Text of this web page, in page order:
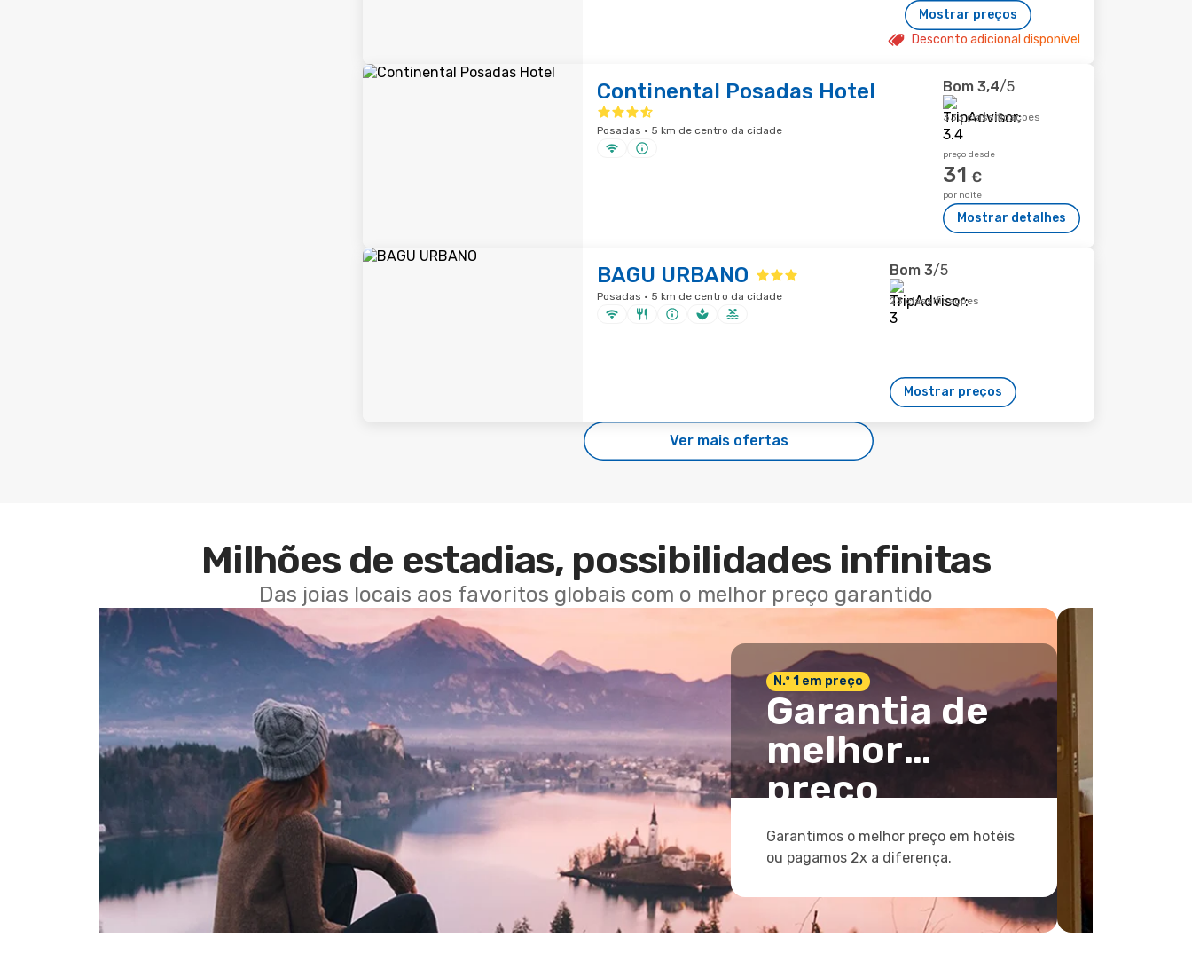
Mostrar preços
Desconto adicional disponível
Continental Posadas Hotel
Posadas · 5 km de centro da cidade
Bom 3,4/5
333 classificações
preço desde
31 €
por noite
Mostrar detalhes
BAGU URBANO
Posadas · 5 km de centro da cidade
Bom 3/5
23 classificações
Mostrar preços
Ver mais ofertas
Milhões de estadias, possibilidades infinitas
Das joias locais aos favoritos globais com o melhor preço garantido
N.º 1 em preço
Garantia de
melhor
preço
Garantimos o melhor preço em hotéis
ou pagamos 2x a diferença.